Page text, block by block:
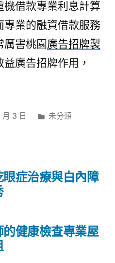
借款專業利息計算
專業的融資借款服務
厲害桃園廣告招牌製
廣告招牌作用，
3 日
分
未分類
健康檢查專業屋
眼症治療與白內障